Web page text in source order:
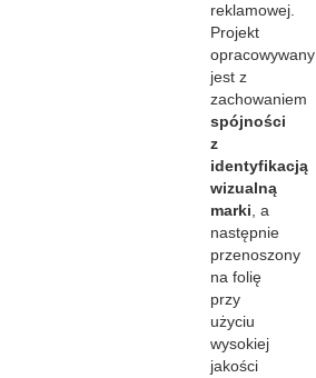
reklamowej.
Projekt
opracowywany
jest z
zachowaniem
spójności
z
identyfikacją
wizualną
marki , a
następnie
przenoszony
na folię
przy
użyciu
wysokiej
jakości